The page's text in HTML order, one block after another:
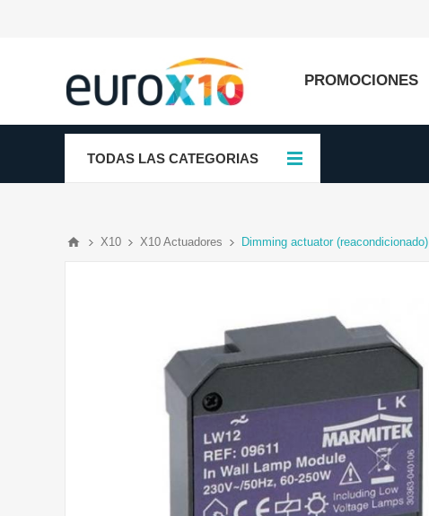
PROMOCIONES
TODAS LAS CATEGORIAS
X10 X10 Actuadores Dimming actuator (reacondicionado)